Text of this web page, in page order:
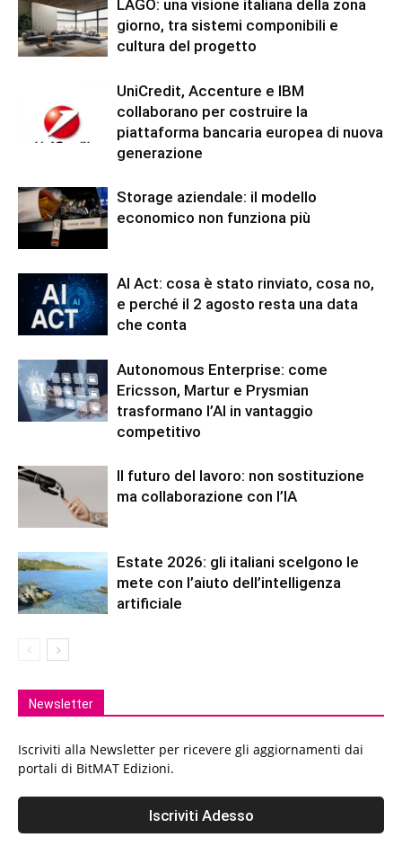
LAGO: una visione italiana della zona
giorno, tra sistemi componibili e
cultura del progetto
UniCredit, Accenture e IBM
collaborano per costruire la
piattaforma bancaria europea di nuova
generazione
Storage aziendale: il modello
economico non funziona più
AI Act: cosa è stato rinviato, cosa no,
e perché il 2 agosto resta una data
che conta
Autonomous Enterprise: come
Ericsson, Martur e Prysmian
trasformano l’AI in vantaggio
competitivo
Il futuro del lavoro: non sostituzione
ma collaborazione con l’IA
Estate 2026: gli italiani scelgono le
mete con l’aiuto dell’intelligenza
artificiale
Newsletter
Iscriviti alla Newsletter per ricevere gli aggiornamenti dai
portali di BitMAT Edizioni.